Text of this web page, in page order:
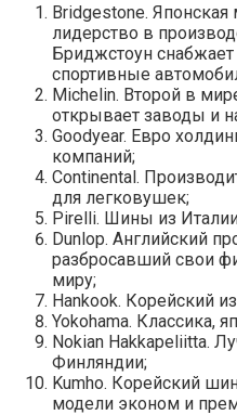
Bridgestone.
лидерство в
Бриджстоун
спортивные
Michelin. Второй в
открывает заводы и
Goodyear. Евро
компаний;
Continental.
для легковушек;
Pirelli. Шины из
Dunlop. Английский
разбросавший свои
миру;
Hankook. Корейский
Yokohama. Классика,
Nokian Hakkapeliitta.
Финляндии;
Kumho. Корейский
модели эконом и